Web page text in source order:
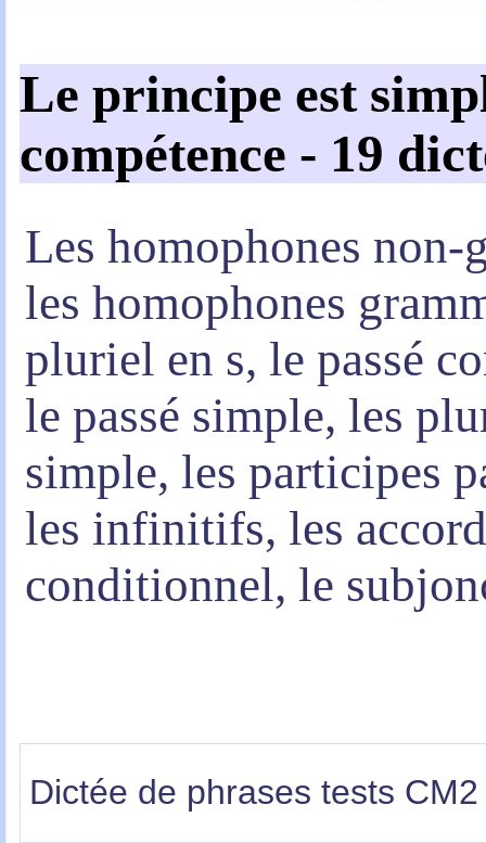
Le principe est
compétence - 19
Les homophones
les homophones
pluriel en s, le passé
le passé simple, les
simple, les participes
les infinitifs, les
conditionnel, le
Dictée de phrases tests CM2